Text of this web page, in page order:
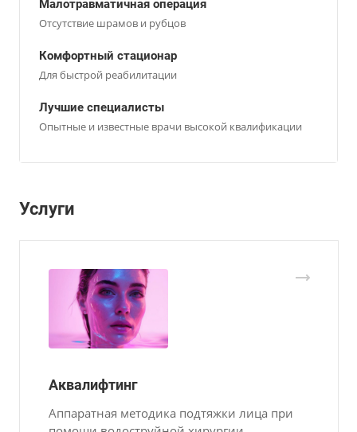
Малотравматичная операция
Отсутствие шрамов и рубцов
Комфортный стационар
Для быстрой реабилитации
Лучшие специалисты
Опытные и известные врачи высокой квалификации
Услуги
Аквалифтинг
Аппаратная методика подтяжки лица при